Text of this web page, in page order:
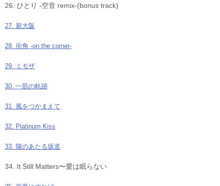
26. ひとり -空音 remix-(bonus track)
27. 新大阪
28. 街角 -on the corner-
29. ミモザ
30. 一筋の軌跡
31. 風をつかまえて
32. Platinum Kiss
33. 陽のあたる坂道
34. It Still Matters〜愛は眠らない